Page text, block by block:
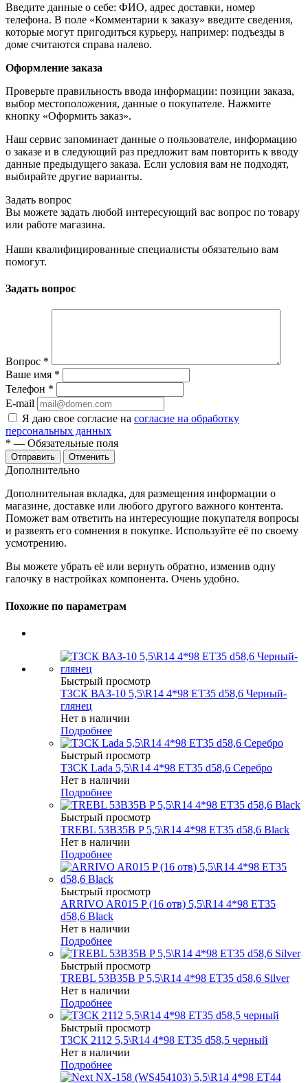
Введите данные о себе: ФИО, адрес доставки, номер
телефона. В поле «Комментарии к заказу» введите сведения,
которые могут пригодиться курьеру, например: подъезды в
доме считаются справа налево.
Оформление заказа
Проверьте правильность ввода информации: позиции заказа,
выбор местоположения, данные о покупателе. Нажмите
кнопку «Оформить заказ».
Наш сервис запоминает данные о пользователе, информацию
о заказе и в следующий раз предложит вам повторить к вводу
данные предыдущего заказа. Если условия вам не подходят,
выбирайте другие варианты.
Задать вопрос
Вы можете задать любой интересующий вас вопрос по товару
или работе магазина.
Наши квалифицированные специалисты обязательно вам
помогут.
Задать вопрос
Вопрос *
Ваше имя *
Телефон *
E-mail
Я даю свое согласие на согласие на обработку
персональных данных
* — Обязательные поля
Отменить
Дополнительно
Дополнительная вкладка, для размещения информации о
магазине, доставке или любого другого важного контента.
Поможет вам ответить на интересующие покупателя вопросы
и развеять его сомнения в покупке. Используйте её по своему
усмотрению.
Вы можете убрать её или вернуть обратно, изменив одну
галочку в настройках компонента. Очень удобно.
Похожие по параметрам
Быстрый просмотр
ТЗСК ВАЗ-10 5,5\R14 4*98 ET35 d58,6 Черный-
глянец
Нет в наличии
Подробнее
Быстрый просмотр
ТЗСК Lada 5,5\R14 4*98 ET35 d58,6 Серебро
Нет в наличии
Подробнее
Быстрый просмотр
TREBL 53B35B P 5,5\R14 4*98 ET35 d58,6 Black
Нет в наличии
Подробнее
Быстрый просмотр
ARRIVO AR015 P (16 отв) 5,5\R14 4*98 ET35
d58,6 Black
Нет в наличии
Подробнее
Быстрый просмотр
TREBL 53B35B P 5,5\R14 4*98 ET35 d58,6 Silver
Нет в наличии
Подробнее
Быстрый просмотр
ТЗСК 2112 5,5\R14 4*98 ET35 d58,5 черный
Нет в наличии
Подробнее